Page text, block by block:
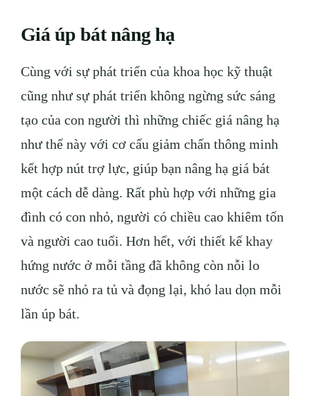
Giá úp bát nâng hạ
Cùng với sự phát triển của khoa học kỹ thuật
cũng như sự phát triển không ngừng sức sáng
tạo của con người thì những chiếc giá nâng hạ
như thế này với cơ cấu giảm chấn thông minh
kết hợp nút trợ lực, giúp bạn nâng hạ giá bát
một cách dễ dàng. Rất phù hợp với những gia
đình có con nhỏ, người có chiều cao khiêm tốn
và người cao tuổi. Hơn hết, với thiết kế khay
hứng nước ở mỗi tầng đã không còn nỗi lo
nước sẽ nhỏ ra tủ và đọng lại, khó lau dọn mỗi
lần úp bát.